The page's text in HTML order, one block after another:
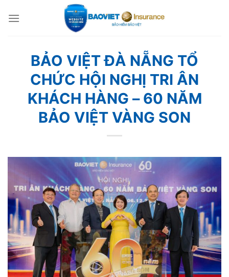
BẢO VIỆT ĐÀ NẴNG TỔ
CHỨC HỘI NGHỊ TRI ÂN
KHÁCH HÀNG – 60 NĂM
BẢO VIỆT VÀNG SON